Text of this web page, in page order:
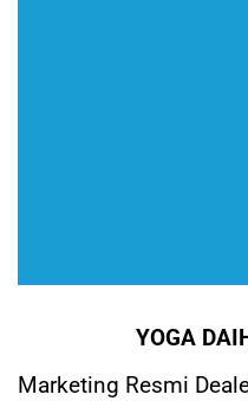
YOGA
Marketing Resmi